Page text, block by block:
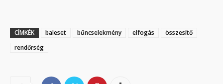
CÍMKÉK baleset bűncselekmény elfogás
összesítő
rendőrség